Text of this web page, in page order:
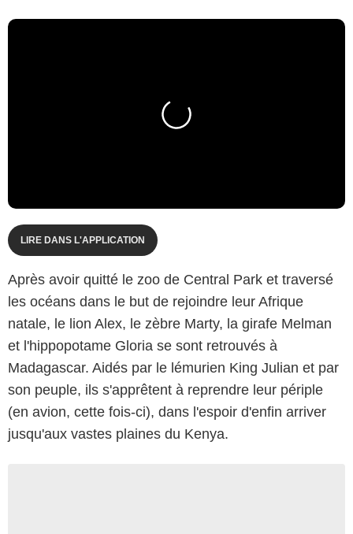
LIRE DANS L'APPLICATION
Après avoir quitté le zoo de Central Park et traversé
les océans dans le but de rejoindre leur Afrique
natale, le lion Alex, le zèbre Marty, la girafe Melman
et l'hippopotame Gloria se sont retrouvés à
Madagascar. Aidés par le lémurien King Julian et par
son peuple, ils s'apprêtent à reprendre leur périple
(en avion, cette fois-ci), dans l'espoir d'enfin arriver
jusqu'aux vastes plaines du Kenya.